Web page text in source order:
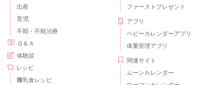
出産
育児
不妊・不妊治療
Ｑ＆Ａ
体験談
レシピ
離乳食レシピ
ファーストプレゼント
アプリ
ベビーカレンダーアプリ
体重管理アプリ
関連サイト
ムーンカレンダー